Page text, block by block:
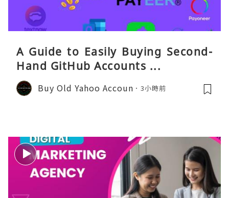
A Guide to Easily Buying Second-
Hand GitHub Accounts ...
Buy Old Yahoo Accoun 3小時前